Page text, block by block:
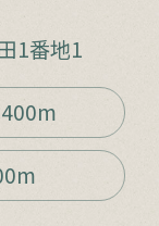
1番地1